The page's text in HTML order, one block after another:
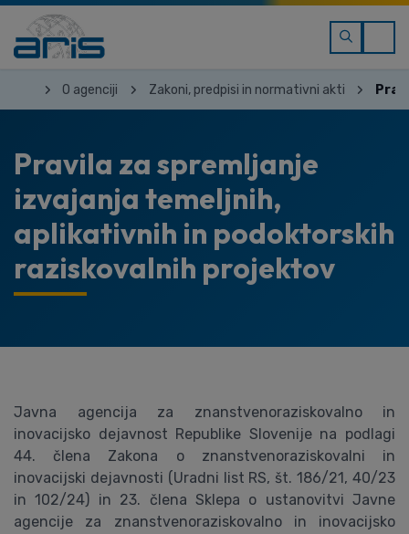
O agenciji Zakoni, predpisi in normativni akti
Pravila za spremljanje
izvajanja temeljnih,
aplikativnih in podoktorskih
raziskovalnih projektov
Javna agencija za znanstvenoraziskovalno in
inovacijsko dejavnost Republike Slovenije na podlagi
44. člena Zakona o znanstvenoraziskovalni in
inovacijski dejavnosti (Uradni list RS, št. 186/21, 40/23
in 102/24) in 23. člena Sklepa o ustanovitvi Javne
agencije za znanstvenoraziskovalno in inovacijsko